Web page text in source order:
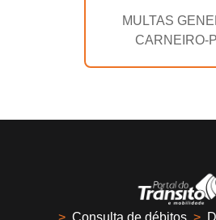
MULTAS
CARNEIRO-